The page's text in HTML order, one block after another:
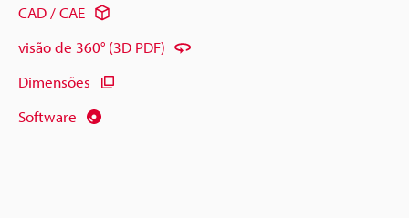
CAD / CAE
visão de 360° (3D PDF)
Dimensões
Software